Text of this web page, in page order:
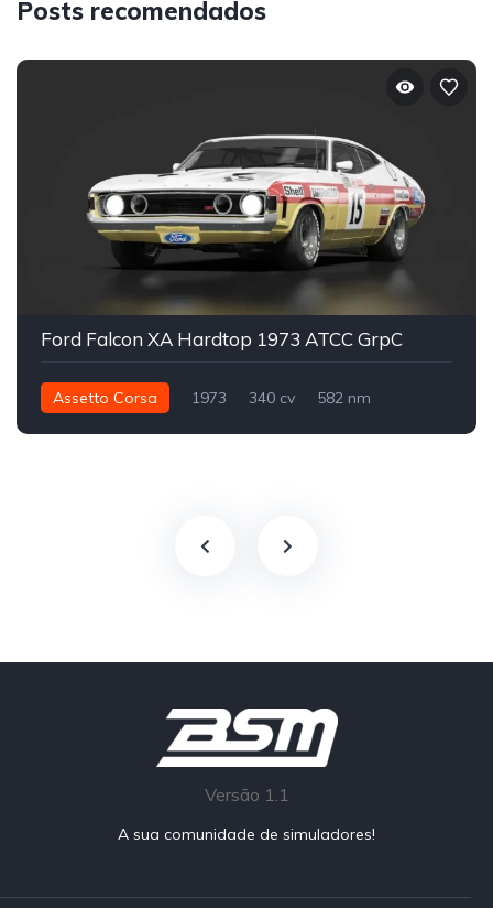
Posts recomendados
Ford Falcon XA Hardtop 1973 ATCC GrpC
Assetto Corsa 1973 340 cv
582 nm
Versão 1.1
A sua comunidade de simuladores!